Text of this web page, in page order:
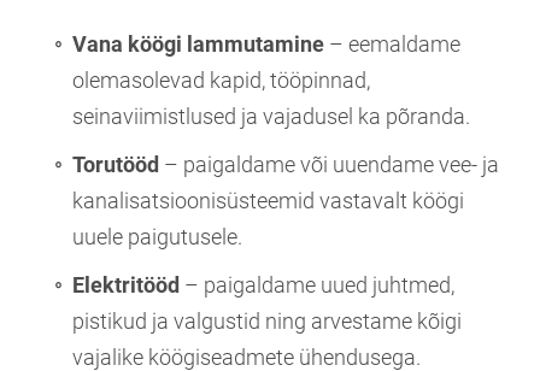
Vana köögi lammutamine – eemaldame
olemasolevad kapid, tööpinnad,
seinaviimistlused ja vajadusel ka põranda.
Torutööd – paigaldame või uuendame vee- ja
kanalisatsioonisüsteemid vastavalt köögi
uuele paigutusele.
Elektritööd – paigaldame uued juhtmed,
pistikud ja valgustid ning arvestame kõigi
vajalike köögiseadmete ühendusega.